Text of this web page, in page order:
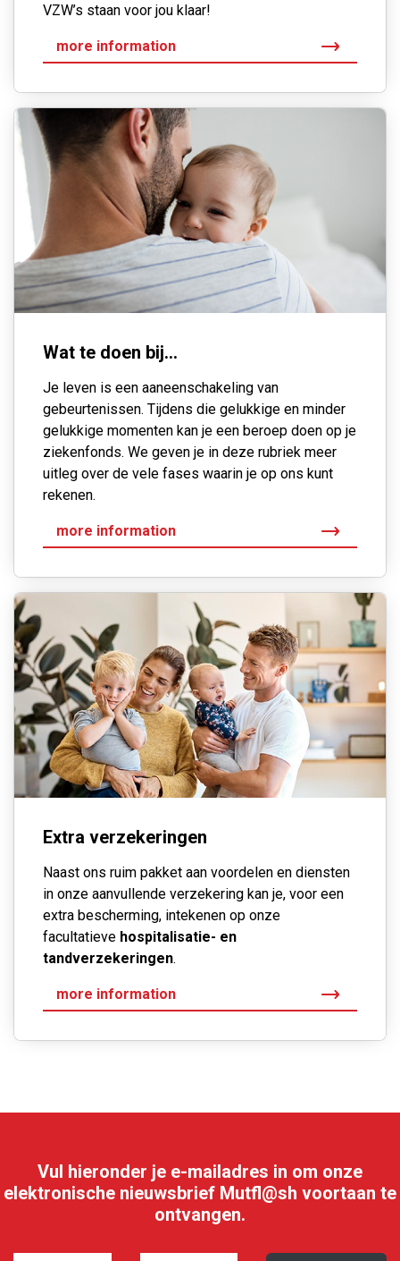
VZW’s staan voor jou klaar!
more information
Wat te doen bij...
Je leven is een aaneenschakeling van
gebeurtenissen. Tijdens die gelukkige en minder
gelukkige momenten kan je een beroep doen op je
ziekenfonds. We geven je in deze rubriek meer
uitleg over de vele fases waarin je op ons kunt
rekenen.
more information
Extra verzekeringen
Naast ons ruim pakket aan voordelen en diensten
in onze aanvullende verzekering kan je, voor een
extra bescherming, intekenen op onze
facultatieve hospitalisatie- en
tandverzekeringen.
more information
Vul hieronder je e-mailadres in om onze
elektronische nieuwsbrief Mutfl@sh voortaan te
ontvangen.